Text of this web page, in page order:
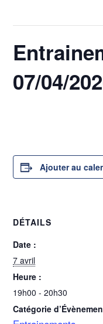
07/04/
Ajouter au
DÉTAILS
Date :
7 avril
Heure :
19h00 - 20h30
Catégorie